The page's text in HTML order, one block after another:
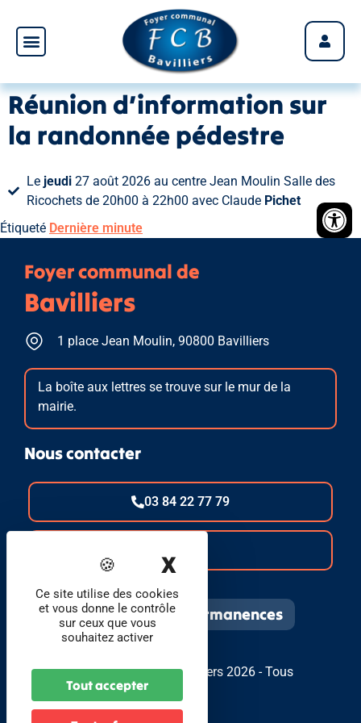
Réunion d’information sur
la randonnée pédestre
Le jeudi 27 août 2026 au centre Jean Moulin Salle des
Ricochets de 20h00 à 22h00 avec Claude Pichet
Étiqueté Dernière minute
Foyer communal de
Bavilliers
1 place Jean Moulin, 90800 Bavilliers
La boîte aux lettres se trouve sur le mur de la
mairie.
Nous contacter
03 84 22 77 79
Infos pratiques et permanences
© Foyer Communal de Bavilliers 2026 - Tous
droits réservés
Panneau de gestion des cookies
Ce site utilise des cookies
et vous donne le contrôle
sur ceux que vous
souhaitez activer
Tout accepter
X Masquer le